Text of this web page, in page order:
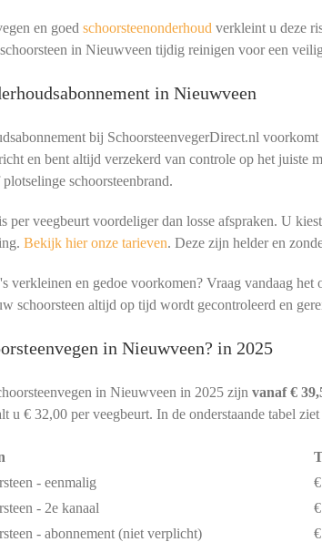
en goed schoorsteenonderhoud verkleint u deze
in Nieuwveen tijdig reinigen voor een
in Nieuwveen
bij SchoorsteenvegerDirect.nl
en bent altijd verzekerd van controle op het juiste
schoorsteenbrand.
per veegbeurt voordeliger dan losse afspraken. U
Bekijk hier onze tarieven. Deze zijn helder en
verkleinen en gedoe voorkomen? Vraag vandaag het
schoorsteen altijd op tijd wordt gecontroleerd en
in Nieuwveen? in 2025
in Nieuwveen in 2025 zijn vanaf €
u € 32,00 per veegbeurt. In de onderstaande tabel
- eenmalig
- 2e kanaal
- abonnement (niet verplicht)